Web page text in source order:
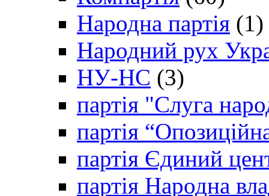
Народна партія (1)
Народний рух
НУ-НС (3)
партія "Слуга
партія
партія Єдиний
партія Народна